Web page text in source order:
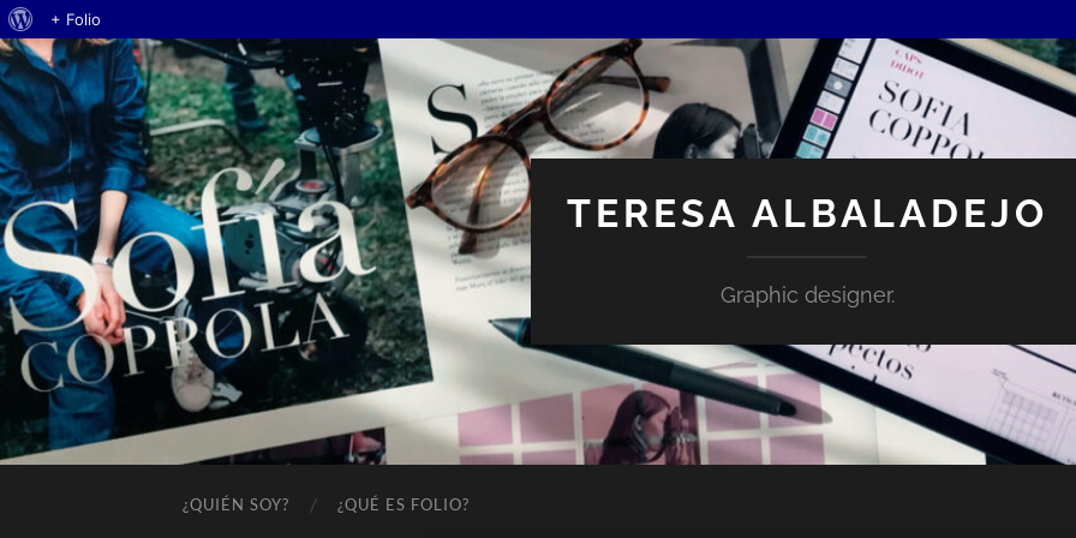
Acerca
de
WordPress
+ Folio
TERESA ALBALADEJO
Graphic designer.
¿QUIÉN SOY? ¿QUÉ ES FOLIO?